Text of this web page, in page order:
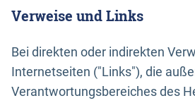
Verweise und Links
Bei direkten oder indirekten
Internetseiten ("Links"), die
Verantwortungsbereiches des